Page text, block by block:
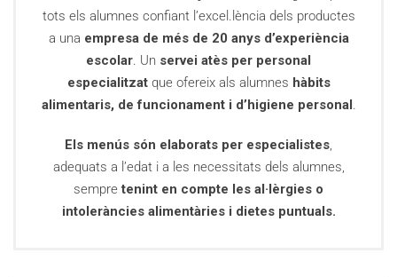
tots els alumnes confiant l’excel.lència dels productes
a una empresa de més de 20 anys d’experiència
escolar. Un servei atès per personal
especialitzatque ofereix als alumnes hàbits
alimentaris, de funcionament i d’higiene personal.
Els menús són elaborats per especialistes,
adequats a l’edat i a les necessitats dels alumnes,
sempretenint en compte les al·lèrgies o
intoleràncies alimentàries i dietes puntuals.